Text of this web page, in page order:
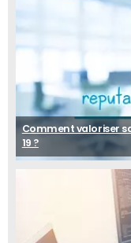
Comment valoriser
19 ?